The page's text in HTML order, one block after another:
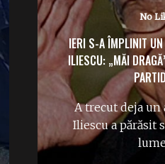
No
IERI S-A ÎMPLINIT UN
ILIESCU: „MĂI
A trecut deja un
Iliescu a părăsit